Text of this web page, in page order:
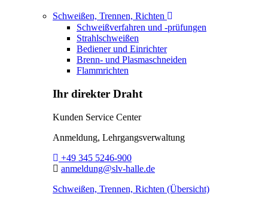
Schweißen, Trennen, Richten Toggle Dropdown
Schweißverfahren und -prüfungen
Strahlschweißen
Bediener und Einrichter
Brenn- und Plasmaschneiden
Flammrichten
Ihr direkter Draht
Kunden Service Center
Anmeldung, Lehrgangsverwaltung
Telefon:
+49 345 5246-900
E-Mail:
anmeldung@slv-halle.de
Schweißen, Trennen, Richten (Übersicht)